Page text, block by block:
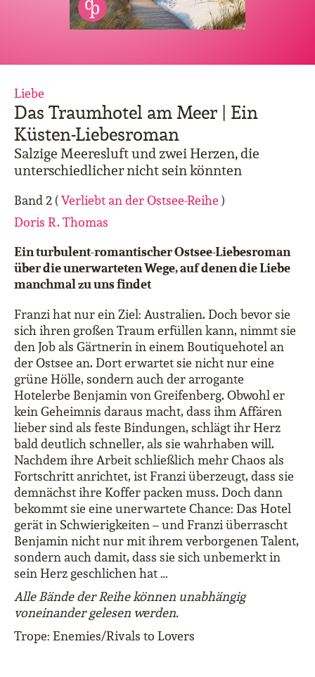
Das Traumhotel am Meer | Ein
Küsten-Liebesroman
Salzige Meeresluft und zwei Herzen, die
unterschiedlicher nicht sein könnten
Band 2 (Verliebt an der Ostsee-Reihe )
Doris R. Thomas
Liebe
Ein turbulent-romantischer Ostsee-Liebesroman
über die unerwarteten Wege, auf denen die Liebe
manchmal zu uns findet
Franzi hat nur ein Ziel: Australien. Doch bevor sie
sich ihren großen Traum erfüllen kann, nimmt sie
den Job als Gärtnerin in einem Boutiquehotel an
der Ostsee an. Dort erwartet sie nicht nur eine
grüne Hölle, sondern auch der arrogante
Hotelerbe Benjamin von Greifenberg. Obwohl er
kein Geheimnis daraus macht, dass ihm Affären
lieber sind als feste Bindungen, schlägt ihr Herz
bald deutlich schneller, als sie wahrhaben will.
Nachdem ihre Arbeit schließlich mehr Chaos als
Fortschritt anrichtet, ist Franzi überzeugt, dass sie
demnächst ihre Koffer packen muss. Doch dann
bekommt sie eine unerwartete Chance: Das Hotel
gerät in Schwierigkeiten – und Franzi überrascht
Benjamin nicht nur mit ihrem verborgenen Talent,
sondern auch damit, dass sie sich unbemerkt in
sein Herz geschlichen hat …
Alle Bände der Reihe können unabhängig
voneinander gelesen werden.
Trope: Enemies/Rivals to Lovers